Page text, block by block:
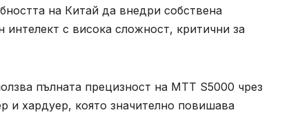
на Китай да внедри собствена
с висока сложност, критични за
пълната прецизност на MTT S5000 чрез
и хардуер, която значително повишава